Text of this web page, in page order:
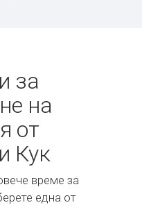
за
на
от
Кук
време за
една от